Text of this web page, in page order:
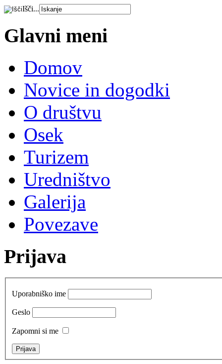
Išči...
Glavni meni
Domov
Novice in dogodki
O društvu
Osek
Turizem
Uredništvo
Galerija
Povezave
Prijava
Uporabniško ime
Geslo
Zapomni si me